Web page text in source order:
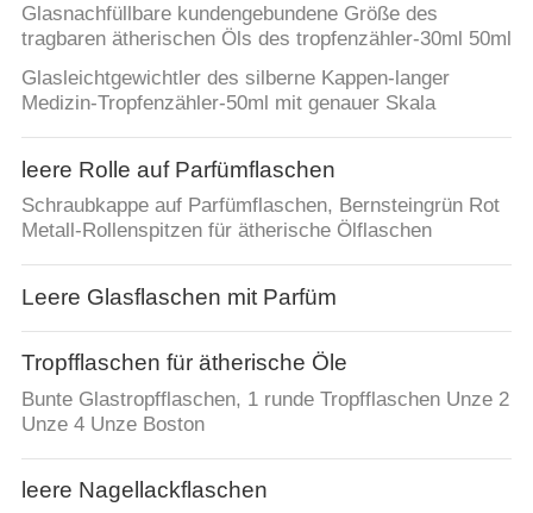
Glasnachfüllbare kundengebundene Größe des
tragbaren ätherischen Öls des tropfenzähler-30ml 50ml
Glasleichtgewichtler des silberne Kappen-langer
Medizin-Tropfenzähler-50ml mit genauer Skala
leere Rolle auf Parfümflaschen
Schraubkappe auf Parfümflaschen, Bernsteingrün Rot
Metall-Rollenspitzen für ätherische Ölflaschen
Leere Glasflaschen mit Parfüm
Tropfflaschen für ätherische Öle
Bunte Glastropfflaschen, 1 runde Tropfflaschen Unze 2
Unze 4 Unze Boston
leere Nagellackflaschen